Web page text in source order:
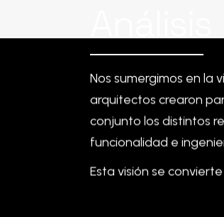
Nos sumergimos en la
arquitectos crearon
conjunto los distintos
funcionalidad e
Esta visión se